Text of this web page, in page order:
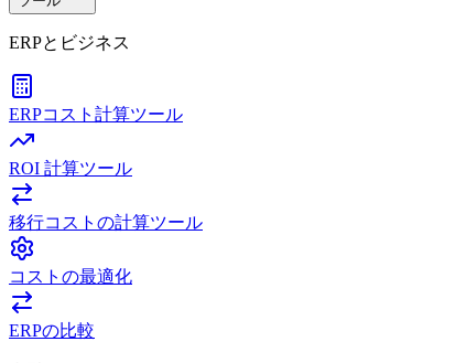
ERPとビジネス
ERPコスト計算ツール
ROI 計算ツール
移行コストの計算ツール
コストの最適化
ERPの比較